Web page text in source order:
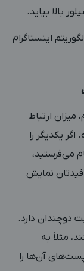
بالا بیاید.
اینستاگرام
میزان ارتباط
یکدیگر را
می‌فرستید،
نمایش
دوچندان دارد.
مثلاً به
آن‌ها را